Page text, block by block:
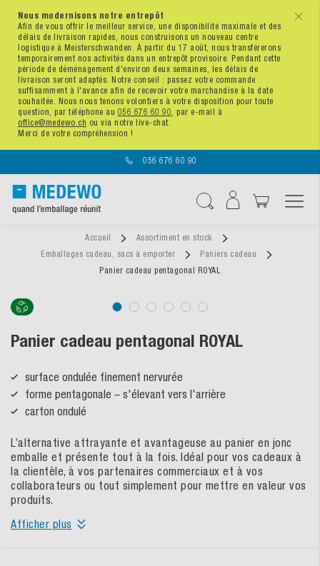
x
Nous modernisons notre entrepôt
Afin de vous offrir le meilleur service, une disponibilité maximale et des
délais de livraison rapides, nous construisons un nouveau centre
logistique à Meisterschwanden. À partir du 17 août, nous transférerons
temporairement nos activités dans un entrepôt provisoire. Pendant cette
période de déménagement d'environ deux semaines, les délais de
livraison seront adaptés. Notre conseil : passez votre commande
suffisamment à l'avance afin de recevoir votre marchandise à la date
souhaitée. Nous nous tenons volontiers à votre disposition pour toute
question, par téléphone au 056 676 60 90, par e-mail à
office@medewo.ch ou via notre live-chat.
Merci de votre compréhension !
056 676 60 90
Accueil
Assortiment en stock
Emballages cadeau, sacs à emporter
Paniers cadeau
Panier cadeau pentagonal ROYAL
Panier cadeau pentagonal ROYAL
surface ondulée finement nervurée
forme pentagonale – s'élevant vers l'arrière
carton ondulé
L’alternative attrayante et avantageuse au panier en jonc
emballe et présente tout à la fois. Idéal pour vos cadeaux à
la clientèle, à vos partenaires commerciaux et à vos
collaborateurs ou tout simplement pour mettre en valeur vos
produits.
Afficher plus